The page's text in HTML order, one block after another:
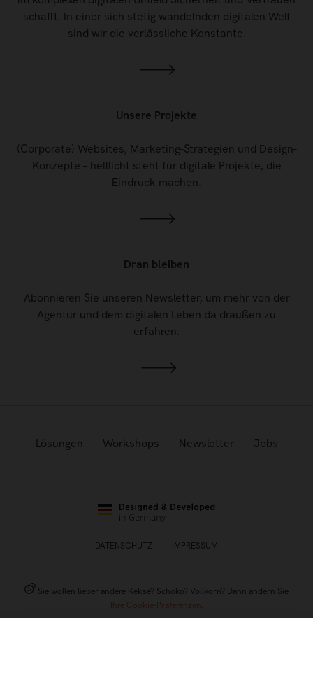
schafft. In einer sich stetig wandelnden digitalen Welt
sind wir die verlässliche Konstante.
Unsere Projekte
(Corporate) Websites, Marketing-Strategien und Design-
Konzepte – helllicht steht für digitale Projekte, die
Eindruck machen.
Dran bleiben
Abonnieren Sie unseren Newsletter, um mehr von der
Agentur und dem digitalen Leben da draußen zu
erfahren.
Lösungen Workshops Newsletter Jobs
DATENSCHUTZ IMPRESSUM
Sie wollen lieber andere Kekse? Schoko? Vollkorn? Dann ändern Sie
Ihre Cookie-Präferenzen .